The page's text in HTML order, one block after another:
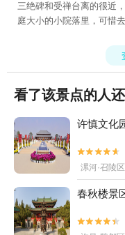
三绝碑和受禅台离的很近
庭大小的小院落里，可惜
看了该景点的人
许慎文化


漯河·召陵区
春秋楼景

